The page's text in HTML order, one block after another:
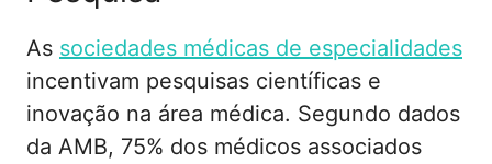
As sociedades médicas de especialidades
incentivam pesquisas científicas e
inovação na área médica. Segundo dados
da AMB, 75% dos médicos associados